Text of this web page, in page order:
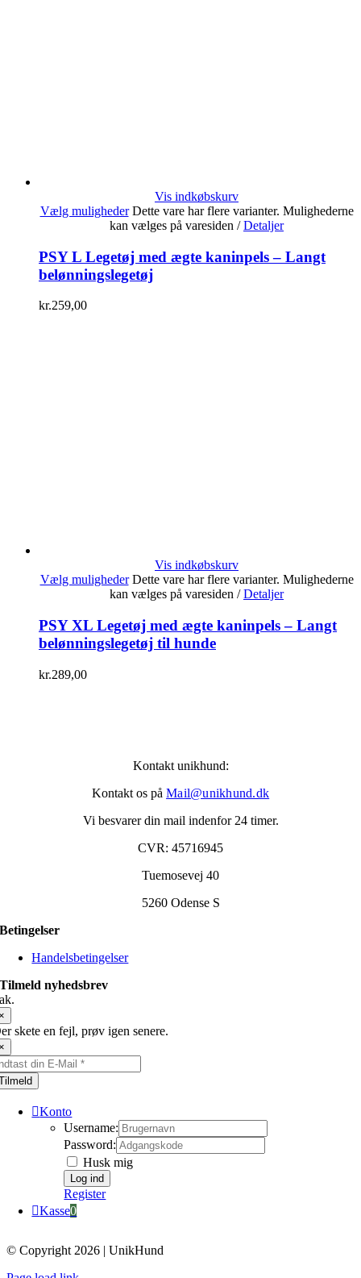
Vis indkøbskurv
Vælg muligheder Dette vare har flere varianter. Mulighederne
kan vælges på varesiden / Detaljer
PSY L Legetøj med ægte kaninpels – Langt
belønningslegetøj
kr.259,00
Vis indkøbskurv
Vælg muligheder Dette vare har flere varianter. Mulighederne
kan vælges på varesiden / Detaljer
PSY XL Legetøj med ægte kaninpels – Langt
belønningslegetøj til hunde
kr.289,00
Kontakt unikhund:
Kontakt os på Mail@unikhund.dk
Vi besvarer din mail indenfor 24 timer.
CVR: 45716945
Tuemosevej 40
5260 Odense S
Betingelser
Handelsbetingelser
Tilmeld nyhedsbrev
skete en fejl, prøv igen senere.
Konto
Username:
Password:
Husk mig
Register
Kasse0
© Copyright 2026 | UnikHund